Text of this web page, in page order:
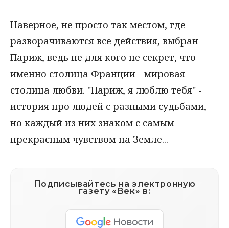
Наверное, не просто так местом, где
разворачиваются все действия, выбран
Париж, ведь не для кого не секрет, что
именно столица Франции - мировая
столица любви. "Париж, я люблю тебя" -
история про людей с разными судьбами,
но каждый из них знаком с самым
прекрасным чувством на Земле...
Подписывайтесь на электронную
газету «Век» в: